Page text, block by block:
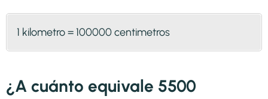
1 kilometro = 100000 centimetros
¿A cuánto equivale 5500